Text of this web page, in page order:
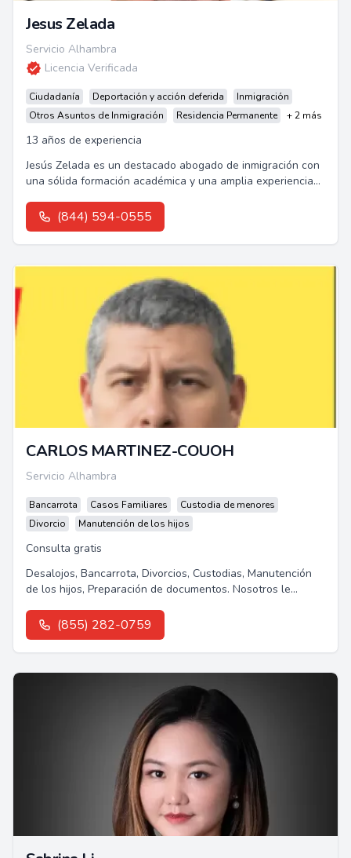
Jesus Zelada
Servicio Alhambra
Licencia Verificada
Ciudadanía Deportación y acción deferida
Inmigración
Otros Asuntos de Inmigración
Residencia Permanente + 2 más
13 años de experiencia
Jesús Zelada es un destacado abogado de inmigración con
una sólida formación académica y una amplia experiencia
(844) 594-0555
CARLOS MARTINEZ-COUOH
Servicio Alhambra
Bancarrota Casos Familiares
Custodia de menores
Divorcio
Manutención de los hijos
Consulta gratis
Desalojos, Bancarrota, Divorcios, Custodias, Manutención
de los hijos, Preparación de documentos. Nosotros le
(855) 282-0759